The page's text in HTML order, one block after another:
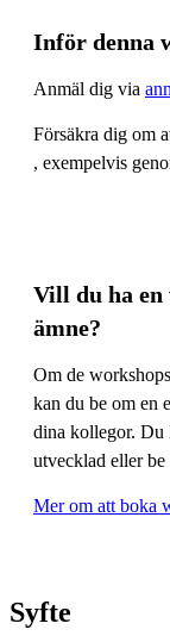
Inför denna
Anmäl dig via
Försäkra dig om
, exempelvis
Vill du ha en
ämne?
Om de
kan du be om en
dina kollegor. Du
utvecklad eller be
Mer om att boka
Syfte